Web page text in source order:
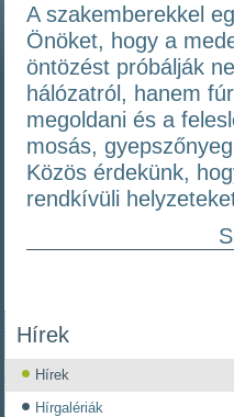
A szakemberekkel
Önöket, hogy a
öntözést próbálják
hálózatról, hanem
megoldani és a
mosás,
Közös érdekünk,
rendkívüli
Hírek
Hírek
Hírgalériák